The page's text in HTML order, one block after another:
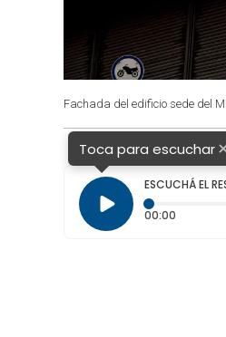
Fachada del edificio sede del
Toca para escuchar
ESCUCHÁ EL
00:00